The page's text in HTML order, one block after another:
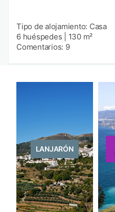
Tipo de alojamiento: Casa
6 huéspedes
130 m²
Comentarios: 9
LANJARÓN